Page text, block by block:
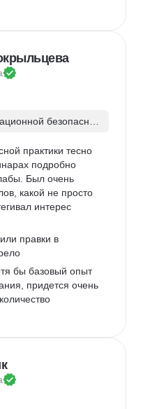
безопаснос
практики тесно
подробно
Был очень
какой не просто
интерес
правки в
бы базовый опыт
придется очень